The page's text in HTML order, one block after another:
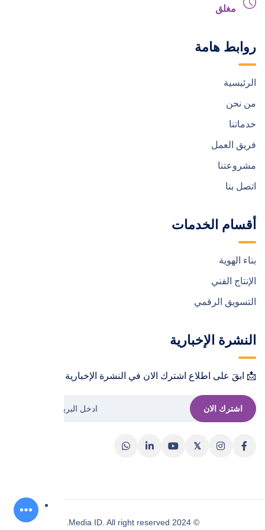
مغلق
روابط هامة
الرئيسية
من نحن
خدماتنا
فريق العمل
مشروعتنا
اتصل بنا
أقسام الخدمات
بناء الهوية
الإنتاج الفني
التسويق الرقمي
النشرة الإخبارية
📩 ابقَ على اطلاع اشترك الان في النشرة الإخبارية !📩
اشترك الان
© 2024 Media ID. All right reserved.